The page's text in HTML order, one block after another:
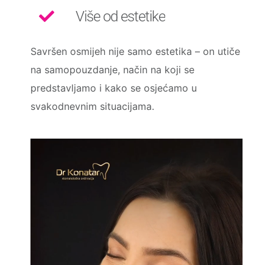
Više od estetike
Savršen osmijeh nije samo estetika – on utiče
na samopouzdanje, način na koji se
predstavljamo i kako se osjećamo u
svakodnevnim situacijama.